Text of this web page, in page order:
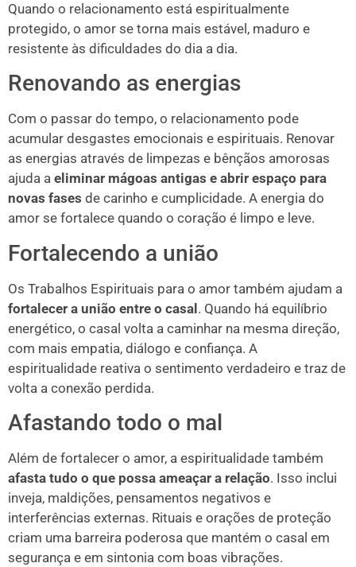
Quando o relacionamento está espiritualmente
protegido, o amor se torna mais estável, maduro e
resistente às dificuldades do dia a dia.
Renovando as energias
Com o passar do tempo, o relacionamento pode
acumular desgastes emocionais e espirituais. Renovar
as energias através de limpezas e bênçãos amorosas
ajuda a eliminar mágoas antigas e abrir espaço para
novas fases de carinho e cumplicidade. A energia do
amor se fortalece quando o coração é limpo e leve.
Fortalecendo a união
Os Trabalhos Espirituais para o amor também ajudam a
fortalecer a união entre o casal. Quando há equilíbrio
energético, o casal volta a caminhar na mesma direção,
com mais empatia, diálogo e confiança. A
espiritualidade reativa o sentimento verdadeiro e traz de
volta a conexão perdida.
Afastando todo o mal
Além de fortalecer o amor, a espiritualidade também
afasta tudo o que possa ameaçar a relação. Isso inclui
inveja, maldições, pensamentos negativos e
interferências externas. Rituais e orações de proteção
criam uma barreira poderosa que mantém o casal em
segurança e em sintonia com boas vibrações.